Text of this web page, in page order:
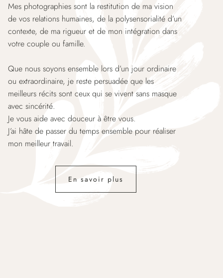
Mes photographies sont la restitution de ma vision
de vos relations humaines, de la polysensorialité d’un
contexte, de ma rigueur et de mon intégration dans
votre couple ou famille.
Que nous soyons ensemble lors d’un jour ordinaire
ou extraordinaire, je reste persuadée que les
meilleurs récits sont ceux qui se vivent sans masque
avec sincérité.
Je vous aide avec douceur à être vous.
J’ai hâte de passer du temps ensemble pour réaliser
mon meilleur travail.
En savoir plus